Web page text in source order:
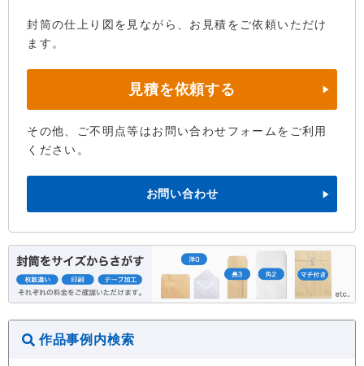
封筒の仕上り図を見ながら、お見積をご依頼いただけ
ます。
見積を依頼する
その他、ご不明点等はお問い合わせフォームをご利用
ください。
お問い合わせ
作品事例内検索